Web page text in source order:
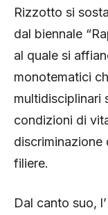
Rizzotto si
dal biennale
al quale si
monotematici
multidisciplinari
condizioni di
discriminazione
filiere.
Dal canto suo,